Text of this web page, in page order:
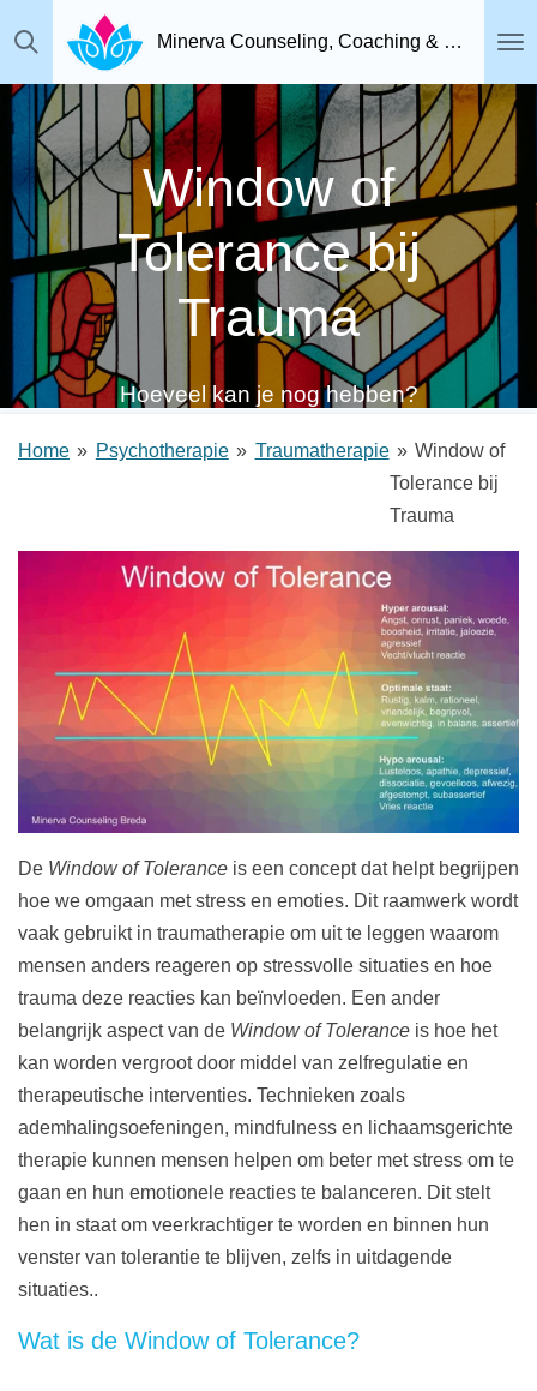
Ga
direct
naar
de
hoofdinhoud
Minerva Counseling, Coaching & Relatietherapie, Psychosociaal Therapeut Breda
Window of
Tolerance bij
Trauma
Hoeveel kan je nog hebben?
Home » Psychotherapie » Traumatherapie » Window of
Tolerance bij
Trauma
De Window of Tolerance is een concept dat helpt begrijpen
hoe we omgaan met stress en emoties. Dit raamwerk wordt
vaak gebruikt in traumatherapie om uit te leggen waarom
mensen anders reageren op stressvolle situaties en hoe
trauma deze reacties kan beïnvloeden. Een ander
belangrijk aspect van de Window of Tolerance is hoe het
kan worden vergroot door middel van zelfregulatie en
therapeutische interventies. Technieken zoals
ademhalingsoefeningen, mindfulness en lichaamsgerichte
therapie kunnen mensen helpen om beter met stress om te
gaan en hun emotionele reacties te balanceren. Dit stelt
hen in staat om veerkrachtiger te worden en binnen hun
venster van tolerantie te blijven, zelfs in uitdagende
situaties..
Wat is de Window of Tolerance?